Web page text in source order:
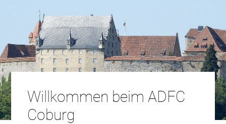
Willkommen beim ADFC
Coburg